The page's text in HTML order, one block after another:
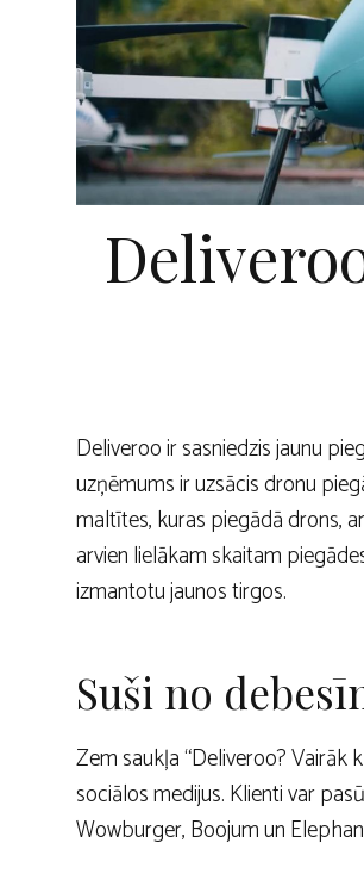
Deliveroo ir sasniedzis jaunu
uzņēmums ir uzsācis dronu
maltītes, kuras piegādā drons,
arvien lielākam skaitam
izmantotu jaunos tirgos.
Suši no
Zem saukļa “Deliveroo?
sociālos medijus. Klienti var
Wowburger, Boojum un